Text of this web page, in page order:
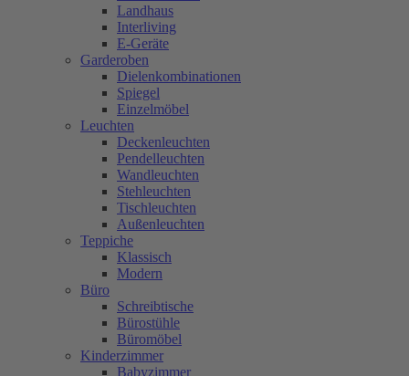
Landhaus
Interliving
E-Geräte
Garderoben
Dielenkombinationen
Spiegel
Einzelmöbel
Leuchten
Deckenleuchten
Pendelleuchten
Wandleuchten
Stehleuchten
Tischleuchten
Außenleuchten
Teppiche
Klassisch
Modern
Büro
Schreibtische
Bürostühle
Büromöbel
Kinderzimmer
Babyzimmer